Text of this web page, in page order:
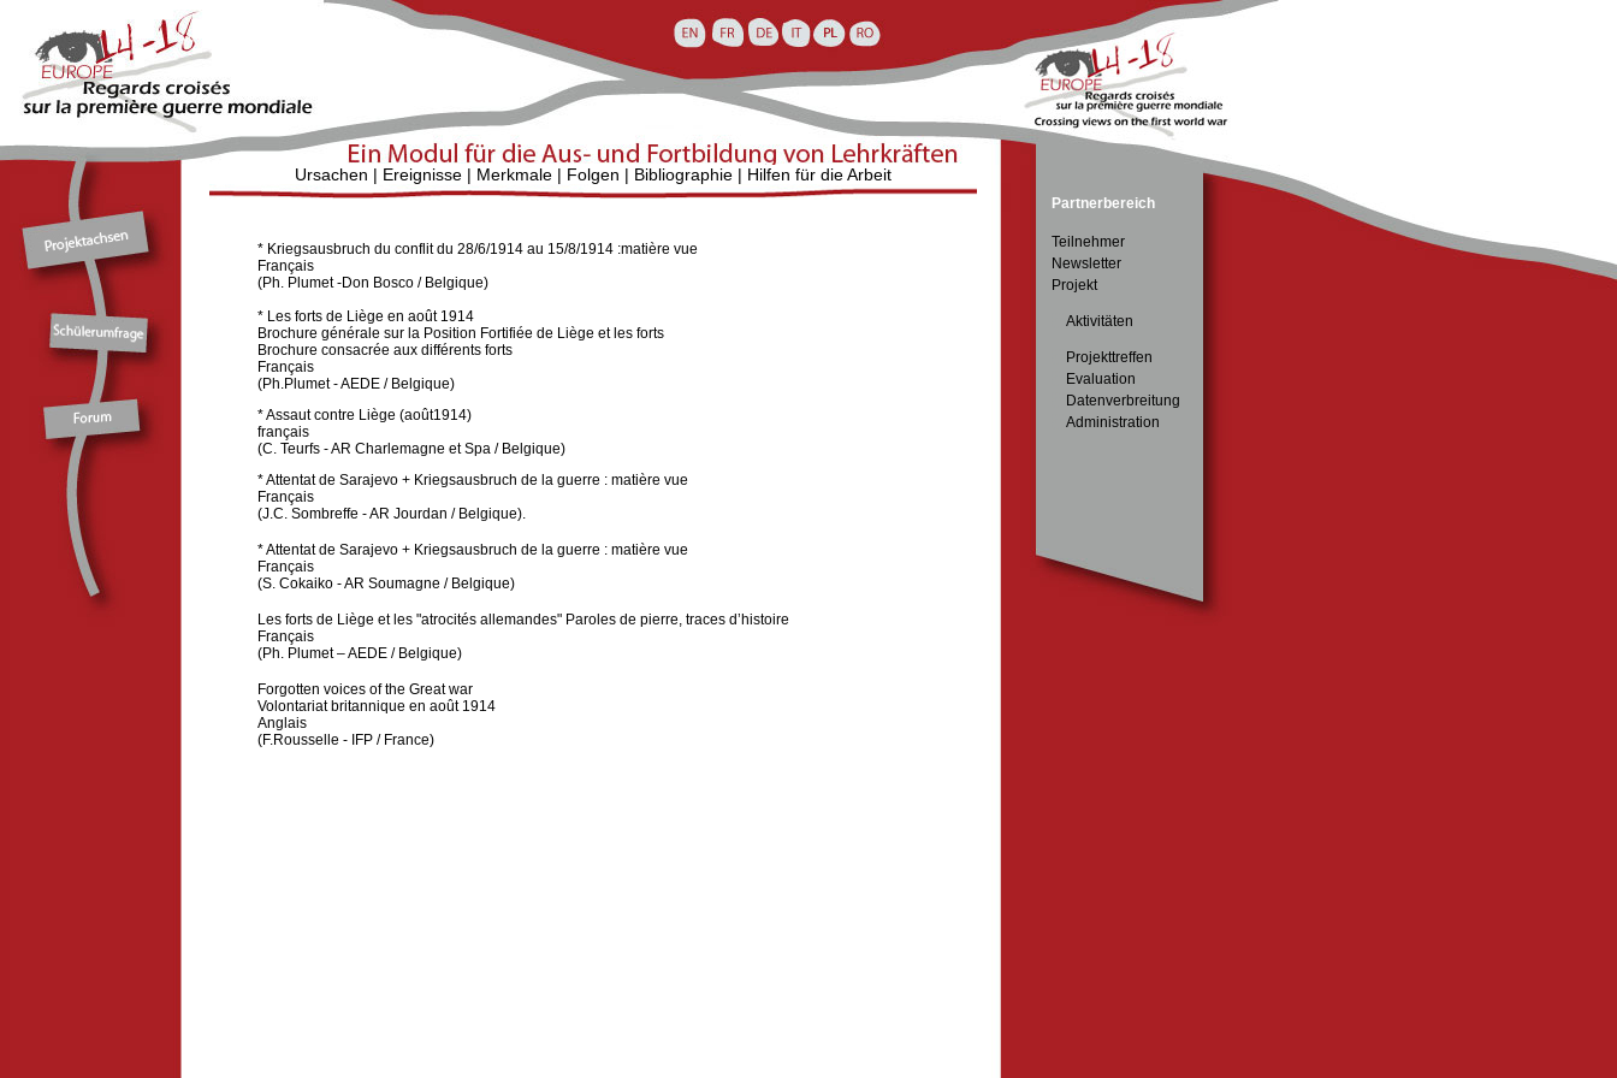
Ursachen | Ereignisse | Merkmale | Folgen | Bibliographie | Hilfen für die Arbeit
Partnerbereich
Teilnehmer
Newsletter
Projekt
Aktivitäten
Projekttreffen
Evaluation
Datenverbreitung
Administration
* Kriegsausbruch du conflit du 28/6/1914 au 15/8/1914 :matière vue
Français
(Ph. Plumet -Don Bosco / Belgique)
* Les forts de Liège en août 1914
Brochure générale sur la Position Fortifiée de Liège et les forts
Brochure consacrée aux différents forts
Français
(Ph.Plumet - AEDE / Belgique)
* Assaut contre Liège (août1914)
français
(C. Teurfs - AR Charlemagne et Spa / Belgique)
* Attentat de Sarajevo + Kriegsausbruch de la guerre : matière vue
Français
(J.C. Sombreffe - AR Jourdan / Belgique).
* Attentat de Sarajevo + Kriegsausbruch de la guerre : matière vue
Français
(S. Cokaiko - AR Soumagne / Belgique)
Les forts de Liège et les "atrocités allemandes" Paroles de pierre, traces d’histoire
Français
(Ph. Plumet – AEDE / Belgique)
Forgotten voices of the Great war
Volontariat britannique en août 1914
Anglais
(F.Rousselle - IFP / France)